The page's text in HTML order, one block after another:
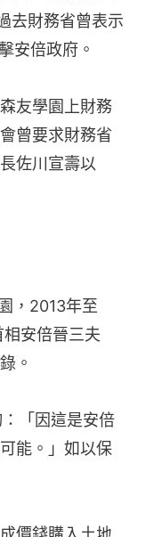
去財務省曾表示
安倍政府。
友學園上財務
曾要求財務省
佐川宣壽以
，2013年至
安倍晉三夫
。
「因這是安倍
能。」如以保